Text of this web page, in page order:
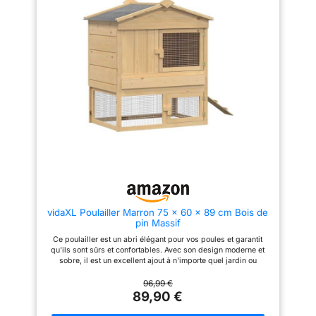
pluie 𝐄𝐧𝐭𝐫𝐞𝐭𝐢𝐞𝐧 𝐬𝐢𝐦𝐩𝐥𝐢𝐟𝐢𝐞́
Tiroir coulissant avec
revêtement en acier pour un
nettoyage rapide et une hygiène
impeccable au quotidien
Grillage
galvanisé, fenêtre coulissante,
pieds antidérapants et deux
perchoirs pour assurer bien-
être, stabilité et protection
cm Dimensions des colis : Colis
1/2 : 94x73x15cm Colis 2/2 :
135x102x18cm Poids : 43 Kg *
Les dimensions extérieures
(hors tout) indiquées
correspondent aux dimensions
maximales du produit. Tous les
bords les plus à l'extérieur sont
pris en compte dans le calcul
des dimensions Bois de qualité
Design original Coloré Parc
grillagé intégré avec de
vidaXL Poulailler Marron 75 x 60 x 89 cm Bois de
pin Massif
Ce poulailler est un abri élégant pour vos poules et garantit
qu'ils sont sûrs et confortables. Avec son design moderne et
sobre, il est un excellent ajout à n'importe quel jardin ou
météorologiques, il offre un endroit confortable et sûr pour
votre bétail à plumes tout en étant très beau. 【 Matériaux de
haute qualité 】 Ce poulailler est fabriqué en bois de pin
massif et en bois combiné avec de l'acier revêtu par
96,99 €
89,90 €